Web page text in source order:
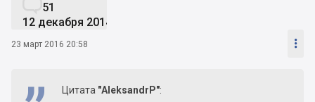
51
12 декабря 2014
23 март 2016 20:58 
Цитата "AleksandrP":